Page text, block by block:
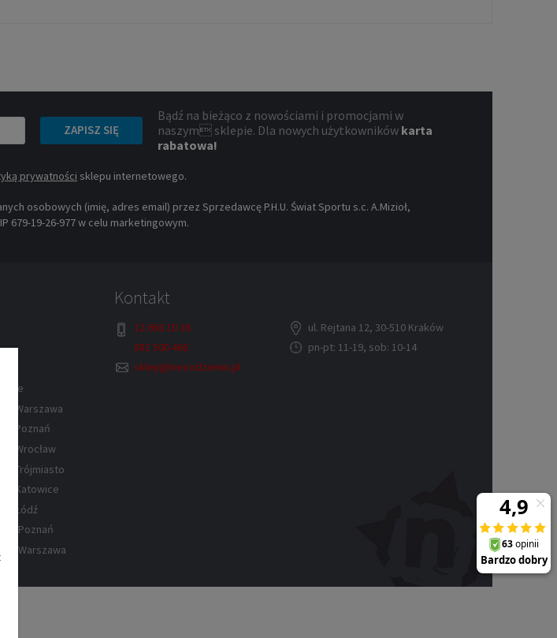
ZAPISZ SIĘ
Bądź na bieżąco z nowościami i promocjami w
naszym sklepie. Dla nowych użytkowników karta
rabatowa!
prywatności sklepu internetowego.
osobowych (imię, adres email) przez Sprzedawcę P.H.U. Świat Sportu s.c. A.Mizioł,
679-19-26-977 w celu marketingowym.
Warszawa
Poznań
Wrocław
Trójmiasto
Katowice
Łódź
Poznań
Warszawa
Kontakt
12 656 10 26
881 500 460
sklep@niecodzienni.pl
ul. Rejtana 12, 30-510 Kraków
pn-pt: 11-19, sob: 10-14